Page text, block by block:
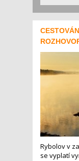
Rybolov v
se vyplatí